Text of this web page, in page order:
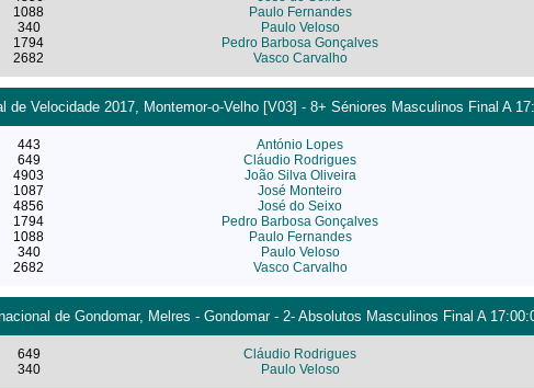
1088
340
1794
2682
Paulo Fernandes
Paulo Veloso
Pedro Barbosa Gonçalves
Vasco Carvalho
de Velocidade 2017, Montemor-o-Velho [V03] - 8+ Séniores Masculinos Final A
443
649
4903
1087
4856
1794
1088
340
2682
António Lopes
Cláudio Rodrigues
João Silva Oliveira
José Monteiro
José do Seixo
Pedro Barbosa Gonçalves
Paulo Fernandes
Paulo Veloso
Vasco Carvalho
de Gondomar, Melres - Gondomar - 2- Absolutos Masculinos Final A
649
340
Cláudio Rodrigues
Paulo Veloso